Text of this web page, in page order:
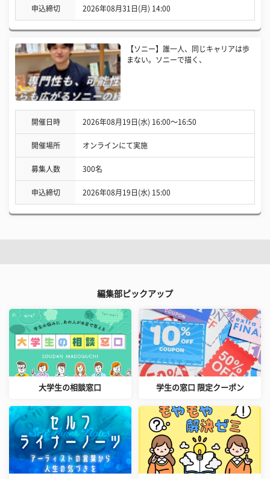
申込締切 2026年08月31日(月) 14:00
【ソニー】誰一人、同じキャリアは歩
まない。ソニーで描く、
開催日時 2026年08月19日(水) 16:00〜16:50
開催場所 オンラインにて実施
募集人数 300名
申込締切 2026年08月19日(水) 15:00
編集部ピックアップ
大学生の相談窓口 学生の窓口 限定クーポン